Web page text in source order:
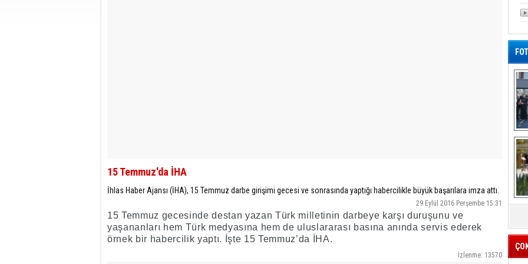
15 Temmuz'da İHA
İhlas Haber Ajansı (İHA), 15 Temmuz darbe girişimi gecesi ve sonrasında yaptığı habercilikle büyük başarılara imza attı.
29 Eylül 2016 Perşembe 15:31
15 Temmuz gecesinde destan yazan Türk milletinin darbeye karşı duruşunu ve
yaşananları hem Türk medyasına hem de uluslararası basına anında servis ederek
örnek bir habercilik yaptı. İşte 15 Temmuz’da İHA.
İzlenme: 13570